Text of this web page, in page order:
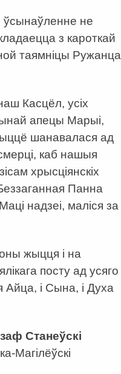
ўсынаўленне не
з кароткай
таямніцы Ружанца
Касцёл, усіх
апецы Марыі,
шанавалася ад
каб нашыя
хрысціянскіх
Панна
надзеі, маліся за
жыцця і на
посту ад усяго
Айца, і Сына, і Духа
Станеўскі
Магілёўскі